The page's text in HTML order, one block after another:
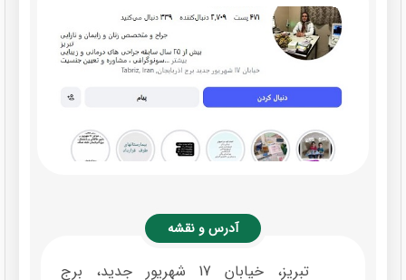
آدرس و نقشه
تبریز، خیابان 17 شهریور جدید، برج